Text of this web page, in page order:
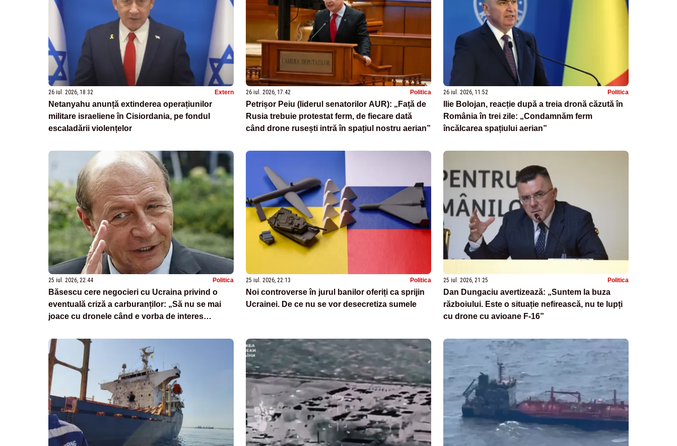
26 iul. 2026, 18:32 Extern
Netanyahu anunță extinderea operațiunilor
militare israeliene în Cisiordania, pe fondul
escaladării violențelor
26 iul. 2026, 17:42 Politica
Petrișor Peiu (liderul senatorilor AUR): „Față de
Rusia trebuie protestat ferm, de fiecare dată
când drone rusești intră în spațiul nostru aerian”
26 iul. 2026, 11:52 Politica
Ilie Bolojan, reacție după a treia dronă căzută în
România în trei zile: „Condamnăm ferm
încălcarea spațiului aerian”
25 iul. 2026, 22:44 Politica
Băsescu cere negocieri cu Ucraina privind o
eventuală criză a carburanților: „Să nu se mai
joace cu dronele când e vorba de interes
25 iul. 2026, 22:13 Politica
Noi controverse în jurul banilor oferiți ca sprijin
Ucrainei. De ce nu se vor desecretiza sumele
25 iul. 2026, 21:25 Politica
Dan Dungaciu avertizează: „Suntem la buza
războiului. Este o situație nefirească, nu te lupți
cu drone cu avioane F-16”